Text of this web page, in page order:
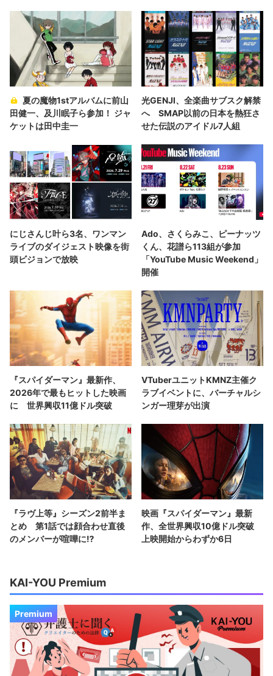
夏の魔物1stアルバムに前山
田健一、及川眠子ら参加！ ジャ
ケットは田中圭一
光GENJI、全楽曲サブスク解禁
へ SMAP以前の日本を熱狂さ
せた伝説のアイドル7人組
にじさんじ叶ら3名、ワンマン
ライブのダイジェスト映像を街
頭ビジョンで放映
Ado、さくらみこ、ピーナッツ
くん、花譜ら113組が参加
「YouTube Music Weekend」
開催
『スパイダーマン』最新作、
2026年で最もヒットした映画
に 世界興収11億ドル突破
VTuberユニットKMNZ主催ク
ラブイベントに、バーチャルシ
ンガー理芽が出演
『ラヴ上等』シーズン2前半ま
とめ 第1話では顔合わせ直後
のメンバーが喧嘩に⁉︎
映画『スパイダーマン』最新
作、全世界興収10億ドル突破
上映開始からわずか6日
KAI-YOU Premium
Premium